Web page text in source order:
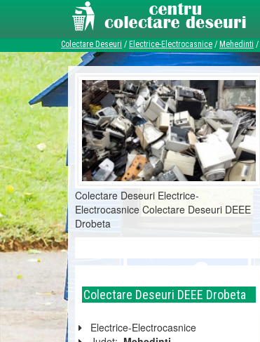
Colectare Deseuri / Electrice-Electrocasnice / Mehedinti /
Colectare Deseuri Electrice-
Electrocasnice Colectare Deseuri DEEE
Drobeta
Colectare Deseuri DEEE Drobeta
Electrice-Electrocasnice